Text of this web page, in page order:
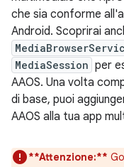
che sia conforme
Android. Scoprirai
MediaSession per
AAOS. Una volta
di base, puoi
AAOS alla tua app
**Attenzione:**